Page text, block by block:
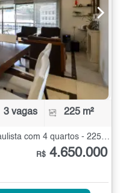
3 vagas 225 m²
Apartamento à Venda no Jardim Paulista com 4 quartos - 225 m²
R$ 4.650.000